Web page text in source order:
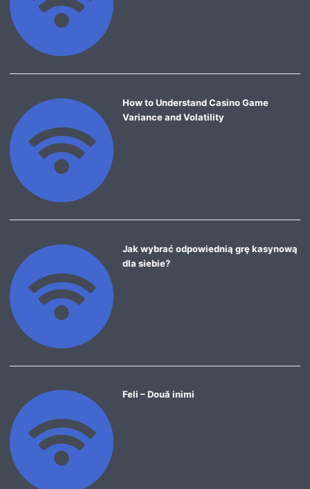
How to Understand Casino Game
Variance and Volatility
Jak wybrać odpowiednią grę kasynową
dla siebie?
Feli – Două inimi